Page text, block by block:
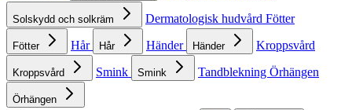
Solskydd och solkräm Dermatologisk hudvård Fötter
Fötter Hår Hår Händer Händer Kroppsvård
Kroppsvård Smink Smink Tandblekning Örhängen
Örhängen